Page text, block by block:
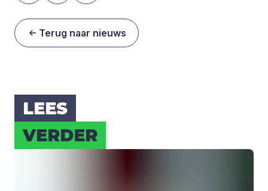
Terug naar nieuws
LEES
VER­DER